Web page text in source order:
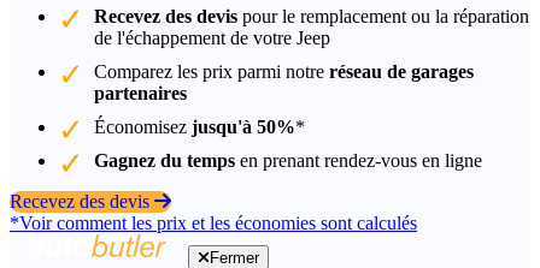
Recevez des devis pour le remplacement ou la réparation
de l'échappement de votre Jeep
Comparez les prix parmi notre réseau de garages
partenaires
Économisez jusqu'à 50%*
Gagnez du temps en prenant rendez-vous en ligne
Recevez des devis
*Voir comment les prix et les économies sont calculés
Fermer